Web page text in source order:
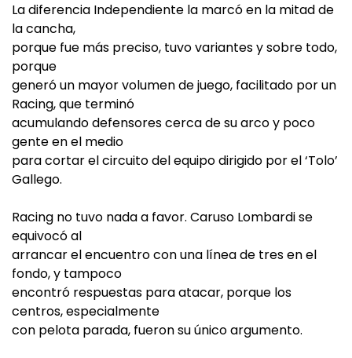
La diferencia Independiente la marcó en la mitad de
la cancha,
porque fue más preciso, tuvo variantes y sobre todo,
porque
generó un mayor volumen de juego, facilitado por un
Racing, que terminó
acumulando defensores cerca de su arco y poco
gente en el medio
para cortar el circuito del equipo dirigido por el ‘Tolo’
Gallego.
Racing no tuvo nada a favor. Caruso Lombardi se
equivocó al
arrancar el encuentro con una línea de tres en el
fondo, y tampoco
encontró respuestas para atacar, porque los
centros, especialmente
con pelota parada, fueron su único argumento.